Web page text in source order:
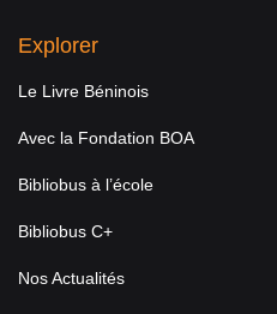
Explorer
Le Livre Béninois
Avec la Fondation BOA
Bibliobus à l’école
Bibliobus C+
Nos Actualités